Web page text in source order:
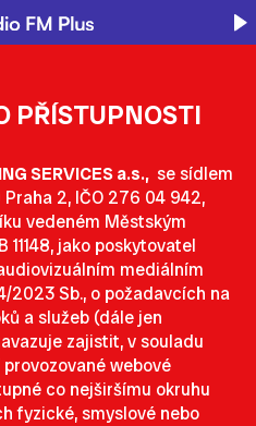
PŘÍSTUPNOSTI
SERVICES a.s., se sídlem
2, IČO 276 04 942,
vedeném Městským
11148, jako poskytovatel
mediálním
2023 Sb., o požadavcích na
a služeb (dále jen
zajistit, v souladu
webové
co nejširšímu okruhu
fyzické, smyslové nebo